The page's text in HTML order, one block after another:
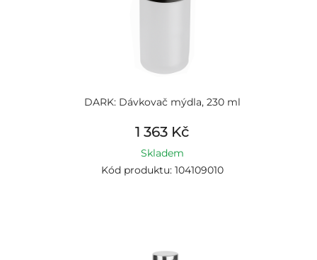
DARK: Dávkovač mýdla, 230 ml
1 363 Kč
Skladem
Kód produktu: 104109010